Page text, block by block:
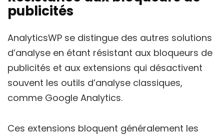
publicités
AnalyticsWP se distingue des autres solutions
d’analyse en étant résistant aux bloqueurs de
publicités et aux extensions qui désactivent
souvent les outils d’analyse classiques,
comme Google Analytics.
Ces extensions bloquent généralement les